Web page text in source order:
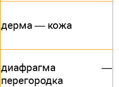
дерма — кожа
диафрагма —
перегородка